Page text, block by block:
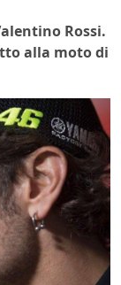
Rossi.
alla moto di